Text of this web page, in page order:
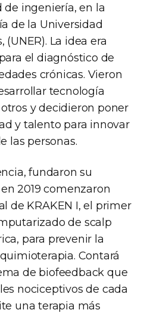
ingeniería, en la
de la Universidad
(UNER). La idea era
el diagnóstico de
crónicas. Vieron
tecnología
y decidieron poner
y talento para innovar
las personas.
fundaron su
2019 comenzaron
de KRAKEN I, el primer
de scalp
para prevenir la
Contará
de biofeedback que
nociceptivos de cada
una terapia más